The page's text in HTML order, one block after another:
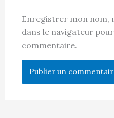
Enregistrer mon nom,
dans le navigateur
commentaire.